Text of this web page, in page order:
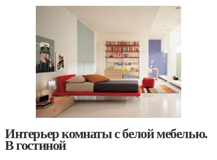
Интерьер комнаты с белой мебелью.
В гостиной